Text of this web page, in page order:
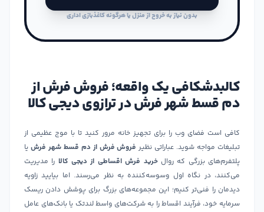
بدون نیاز به خروج از منزل یا هرگونه کاغذبازی اداری
کالبدشکافی یک واقعه؛ فروش فرش از
دم قسط شهر فرش در ترازوی دیجی کالا
کافی است فضای وب را برای تجهیز خانه مرور کنید تا با موج عظیمی از
تبلیغات مواجه شوید. عباراتی نظیر فروش فرش از دم قسط شهر فرش یا
پلتفرم‌های بزرگی که روالخرید فرش اقساطی از دیجی کالا را مدیریت
می‌کنند، در نگاه اول وسوسه‌کننده به نظر می‌رسند. اما بیایید زاویه
دیدمان را فنی‌تر کنیم؛ این مجموعه‌های بزرگ برای پوشش دادن ریسک
سرمایه خود، فرآیند اقساط را به شرکت‌های واسط لندتک یا بانک‌های عامل